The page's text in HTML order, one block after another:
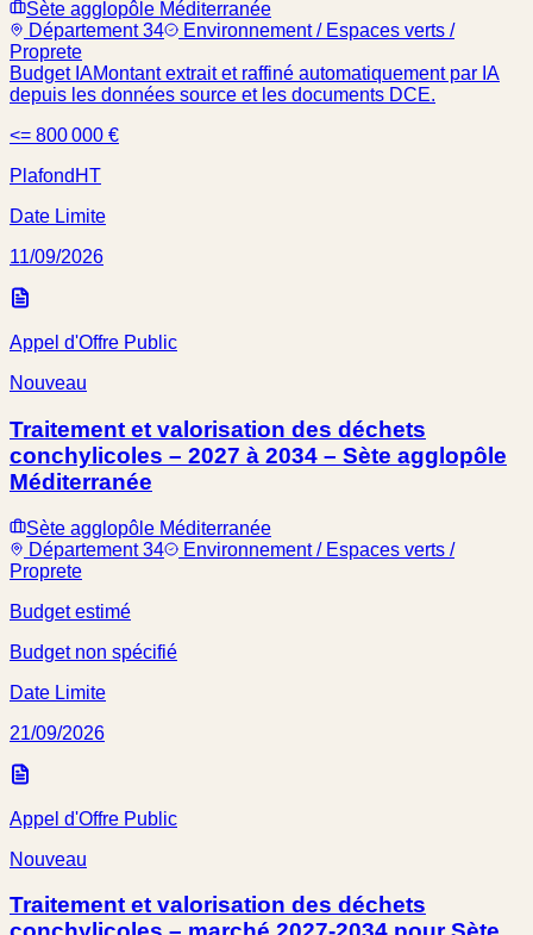
Sète agglopôle Méditerranée
Département 34
Environnement / Espaces verts /
Proprete
Budget IAMontant extrait et raffiné automatiquement par IA
depuis les données source et les documents DCE.
<= 800 000 €
Plafond HT
Date Limite
11/09/2026
Appel d'Offre Public
Nouveau
Traitement et valorisation des déchets
conchylicoles – 2027 à 2034 – Sète agglopôle
Méditerranée
Sète agglopôle Méditerranée
Département 34
Environnement / Espaces verts /
Proprete
Budget estimé
Budget non spécifié
Date Limite
21/09/2026
Appel d'Offre Public
Nouveau
Traitement et valorisation des déchets